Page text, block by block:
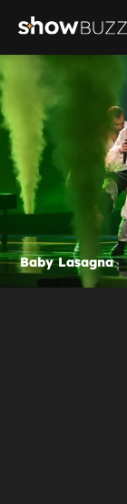
Baby Lasagna